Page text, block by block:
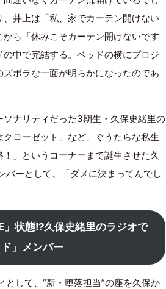
井上は「私、家でカーテン開けない
ら「休みこそカーテン開けないです
中で完結する。ベッドの横にプロジ
ボラな一面が明らかになったのであ
ナリティだった3期生・久保史緒里の
ローゼット」など、ぐうたらな私生
」というコーナーまで誕生させた久
ーとして、「ダメに決まってんでし
状態!?久保史緒里のラジオで
」メンバー
として、“新・堕落担当”の座を久保か